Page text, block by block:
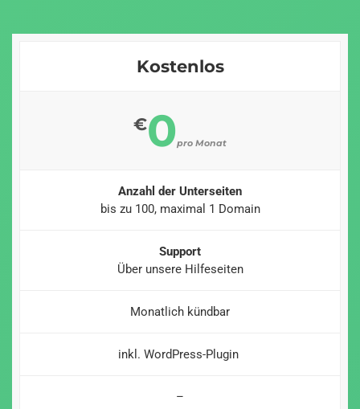
Kostenlos
€0pro Monat
Anzahl der Unterseiten
bis zu 100, maximal 1 Domain
Support
Über unsere Hilfeseiten
Monatlich kündbar
inkl. WordPress-Plugin
–